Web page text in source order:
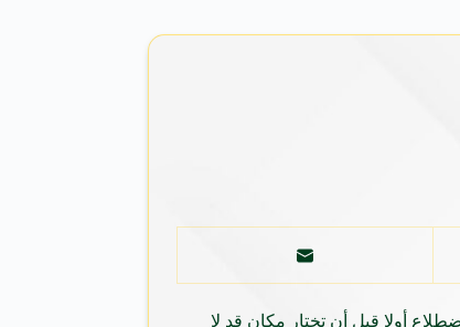
أولا قبل أن تختار مكان قد لا